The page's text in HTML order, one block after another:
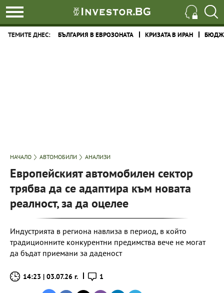
ТЕМИТЕ ДНЕС: БЪЛГАРИЯ В ЕВРОЗОНАТА КРИЗАТА В ИРАН
НАЧАЛО АВТОМОБИЛИ АНАЛИЗИ
Европейският автомобилен сектор
трябва да се адаптира към новата
реалност, за да оцелее
Индустрията в региона навлиза в период, в който
традиционните конкурентни предимства вече не могат
да бъдат приемани за даденост
14:23 | 03.07.26 г. 1